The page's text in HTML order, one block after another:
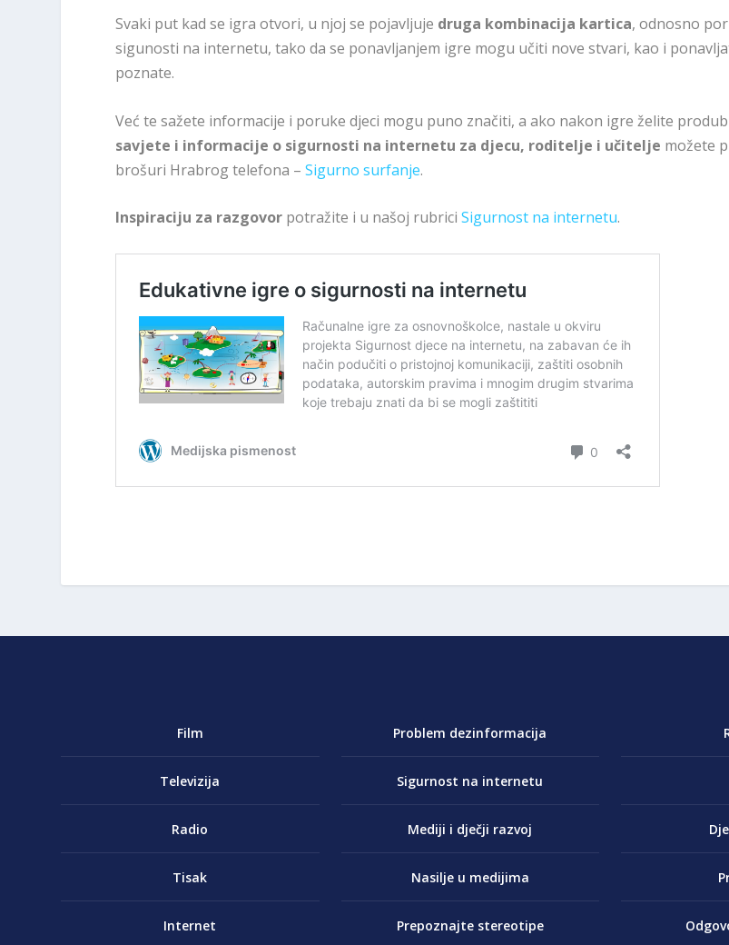
Svaki put kad se igra otvori, u njoj se pojavljuje druga kombinacija kartica, odnosno
sigunosti na internetu, tako da se ponavljanjem igre mogu učiti nove stvari, kao i
poznate.
Već te sažete informacije i poruke djeci mogu puno značiti, a ako nakon igre želite
savjete i informacije o sigurnosti na internetu za djecu, roditelje i učitelje možete
brošuri Hrabrog telefona –Sigurno surfanje.
Inspiraciju za razgovor potražite i u našoj rubriciSigurnost na internetu.
Film
Televizija
Radio
Tisak
Internet
Problem dezinformacija
Sigurnost na internetu
Mediji i dječji razvoj
Nasilje u medijima
Prepoznajte stereotipe